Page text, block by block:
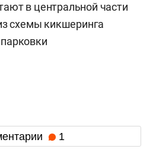
в центральной части
схемы кикшеринга
1